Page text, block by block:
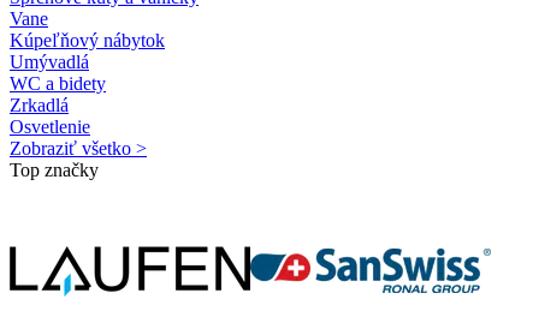
Vane
Kúpeľňový nábytok
Umývadlá
WC a bidety
Zrkadlá
Osvetlenie
Zobraziť všetko >
Top značky